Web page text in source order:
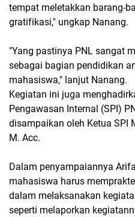
tempat meletakkan barang-
gratifikasi," ungkap Nanang.
"Yang pastinya PNL sangat
sebagai bagian pendidikan
mahasiswa," lanjut Nanang.
Kegiatan ini juga
Pengawasan Internal (SPI)
disampaikan oleh Ketua SPI
M. Acc.
Dalam penyampaiannya
mahasiswa harus
dalam melaksanakan
seperti melaporkan